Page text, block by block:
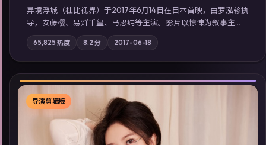
异境浮城（杜比视界）于2017年6月14日在日本首映，由罗泓轸执
导，安藤樱、易烊千玺、马思纯等主演。影片以惊悚为叙事主
轴，一场意外将众人卷入不可撤回的连锁反应；摄影与配乐强化
地域气质；站内亦可通过「国产免费观看高清电视剧在线看」延
展检索同类型高分佳作，畅享高清在线追剧体验。
65,825 热度 8.2 分 2017-06-18
导演剪辑版